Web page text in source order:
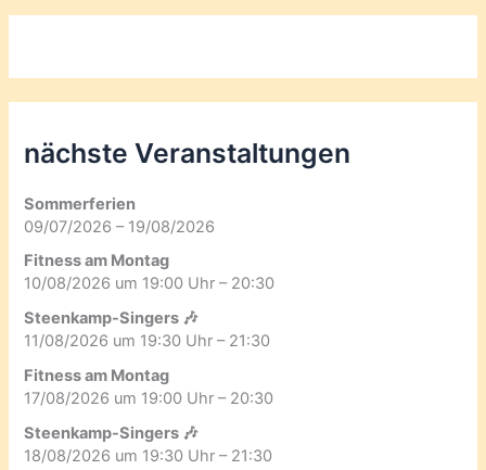
nächste Veranstaltungen
Sommerferien
09/07/2026 – 19/08/2026
Fitness am Montag
10/08/2026 um 19:00 Uhr – 20:30
Steenkamp-Singers 🎶
11/08/2026 um 19:30 Uhr – 21:30
Fitness am Montag
17/08/2026 um 19:00 Uhr – 20:30
Steenkamp-Singers 🎶
18/08/2026 um 19:30 Uhr – 21:30